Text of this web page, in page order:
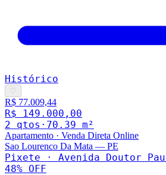
Histórico
♡
R$ 77.009,44
R$ 149.000,00
2 qtos · 70.39 m²
Apartamento · Venda Direta Online
Sao Lourenco Da Mata — PE
Pixete · Avenida Doutor
48% OFF